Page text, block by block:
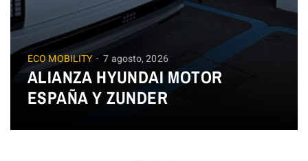
ECO MOBILITY 7 agosto, 2026
ALIANZA HYUNDAI MOTOR
ESPAÑA Y ZUNDER